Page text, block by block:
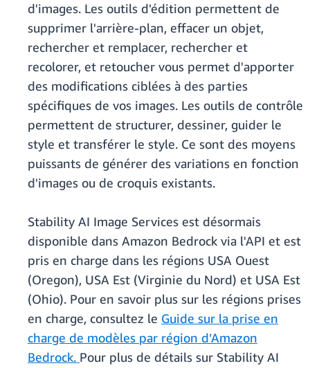
d'images. Les outils d'édition permettent de
supprimer l'arrière-plan, effacer un objet,
rechercher et remplacer, rechercher et
recolorer, et retoucher vous permet d'apporter
des modifications ciblées à des parties
spécifiques de vos images. Les outils de contrôle
permettent de structurer, dessiner, guider le
style et transférer le style. Ce sont des moyens
puissants de générer des variations en fonction
d'images ou de croquis existants.
Stability AI Image Services est désormais
disponible dans Amazon Bedrock via l'API et est
pris en charge dans les régions USA Ouest
(Oregon), USA Est (Virginie du Nord) et USA Est
(Ohio). Pour en savoir plus sur les régions prises
en charge, consultez le Guide sur la prise en
charge de modèles par région d’Amazon
Bedrock. Pour plus de détails sur Stability AI